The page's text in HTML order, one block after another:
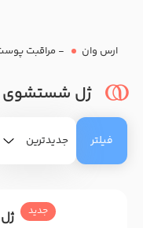
ارس وان - مراقبت
ژل
فیلتر
جدید